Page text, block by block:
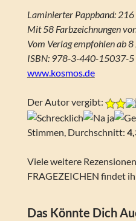
Laminierter Pappband: 216
Mit 58 Farbzeichnungen
Vom Verlag empfohlen ab 8
ISBN: 978-3-440-15037-5
www.kosmos.de
Der Autor vergibt:
Stimmen, Durchschnitt:
Viele weitere
FRAGEZEICHEN findet
Das Könnte Dich